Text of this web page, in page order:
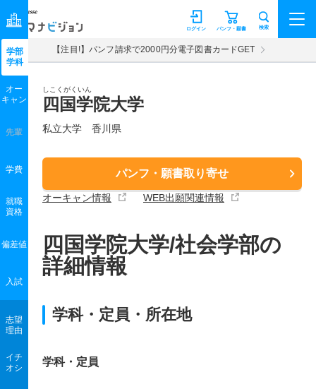
マナビジョン パンフ・願書
ログイン 検索
【注目!】パンフ請求で2000円分電子図書カードGET
しこくがくいん
四国学院大学
私立大学 香川県
パンフ・願書取り寄せ
オーキャン情報 WEB出願関連情報
学部
学科
オー
キャン
先輩
学費
就職
資格
偏差値
入試
志望
理由
イチ
オシ
四国学院大学/社会学部の
詳細情報
学科・定員・所在地
学科・定員